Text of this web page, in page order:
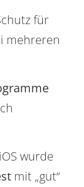
für
mehreren
wurde
mit „gut“